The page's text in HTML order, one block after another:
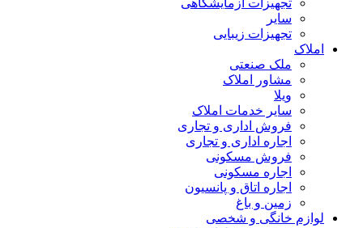
تجهیزات آزمایشگاهی
سایر
تجهیزات زیبایی
املاک
ملک صنعتی
مشاور املاک
ویلا
سایر خدمات املاک
فروش اداری و تجاری
اجاره اداری و تجاری
فروش مسکونی
اجاره مسکونی
اجاره اتاق و پانسیون
زمین و باغ
لوازم خانگی و شخصی